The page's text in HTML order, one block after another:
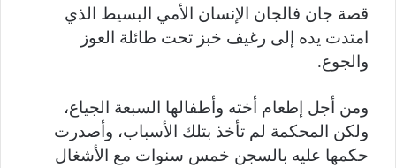
قصة جان فالجان الإنسان الأمي البسيط الذي
امتدت يده إلى رغيف خبز تحت طائلة العوز
والجوع.
ومن أجل إطعام أخته وأطفالها السبعة الجياع،
ولكن المحكمة لم تأخذ بتلك الأسباب، وأصدرت
حكمها عليه بالسجن خمس سنوات مع الأشغال